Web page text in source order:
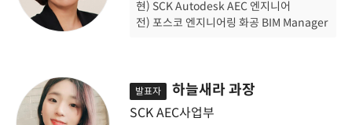
현) SCK Autodesk AEC 엔지니어
전) 포스코 엔지니어링 화공 BIM Manager
발표자 하늘새라 과장
SCK AEC사업부